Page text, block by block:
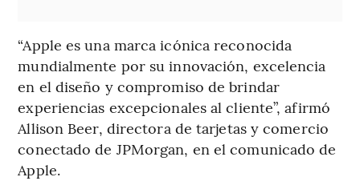
“Apple es una marca icónica reconocida
mundialmente por su innovación, excelencia
en el diseño y compromiso de brindar
experiencias excepcionales al cliente”, afirmó
Allison Beer, directora de tarjetas y comercio
conectado de JPMorgan, en el comunicado de
Apple.